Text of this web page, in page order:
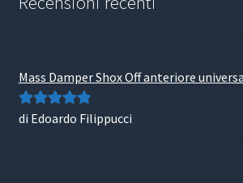
Mass Damper Shox Off anteriore
Valutato5su
di Edoardo Filippucci